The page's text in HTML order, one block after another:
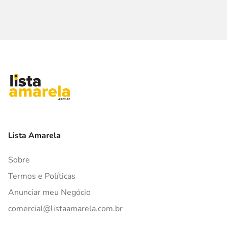
Lista Amarela
Sobre
Termos e Políticas
Anunciar meu Negócio
comercial@listaamarela.com.br